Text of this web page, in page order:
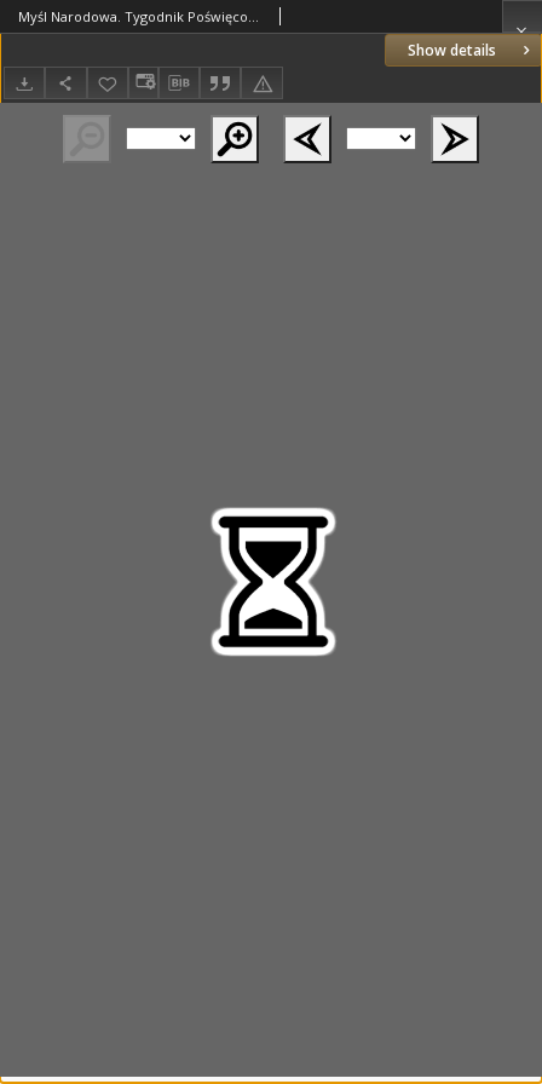
Show details
Myśl Narodowa. Tygodnik Poświęcony Kulturze Twórczości Polskiej. 1932 R.12 nr19